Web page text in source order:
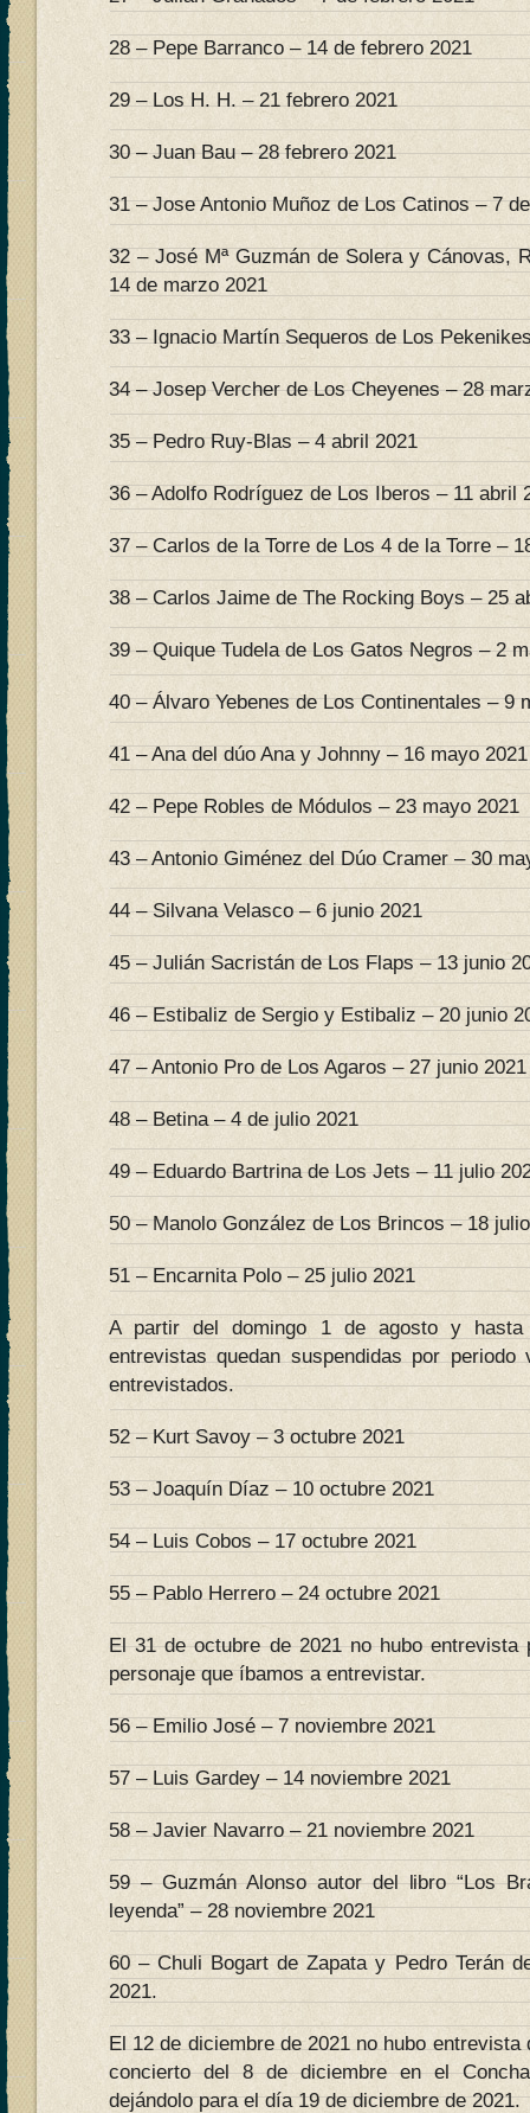
28 – Pepe Barranco – 14 de febrero 2021
29 – Los H. H. – 21 febrero 2021
30 – Juan Bau – 28 febrero 2021
31 – Jose Antonio Muñoz de Los Catinos – 7
32 – José Mª Guzmán de Solera y Cánovas,
14 de marzo 2021
33 – Ignacio Martín Sequeros de Los
34 – Josep Vercher de Los Cheyenes – 28
35 – Pedro Ruy-Blas – 4 abril 2021
36 – Adolfo Rodríguez de Los Iberos – 11 abril
37 – Carlos de la Torre de Los 4 de la Torre –
38 – Carlos Jaime de The Rocking Boys – 25
39 – Quique Tudela de Los Gatos Negros – 2
40 – Álvaro Yebenes de Los Continentales – 9
41 – Ana del dúo Ana y Johnny – 16 mayo 2021
42 – Pepe Robles de Módulos – 23 mayo 2021
43 – Antonio Giménez del Dúo Cramer – 30
44 – Silvana Velasco – 6 junio 2021
45 – Julián Sacristán de Los Flaps – 13 junio
46 – Estibaliz de Sergio y Estibaliz – 20 junio
47 – Antonio Pro de Los Agaros – 27 junio 2021
48 – Betina – 4 de julio 2021
49 – Eduardo Bartrina de Los Jets – 11 julio
50 – Manolo González de Los Brincos – 18
51 – Encarnita Polo – 25 julio 2021
A partir del domingo 1 de agosto y
entrevistas quedan suspendidas por
entrevistados.
52 – Kurt Savoy – 3 octubre 2021
53 – Joaquín Díaz – 10 octubre 2021
54 – Luis Cobos – 17 octubre 2021
55 – Pablo Herrero – 24 octubre 2021
El 31 de octubre de 2021 no hubo entrevista
personaje que íbamos a entrevistar.
56 – Emilio José – 7 noviembre 2021
57 – Luis Gardey – 14 noviembre 2021
58 – Javier Navarro – 21 noviembre 2021
59 – Guzmán Alonso autor del libro “Los
leyenda” – 28 noviembre 2021
60 – Chuli Bogart de Zapata y Pedro Terán
2021.
El 12 de diciembre de 2021 no hubo
concierto del 8 de diciembre en el
dejándolo para el día 19 de diciembre de 2021.